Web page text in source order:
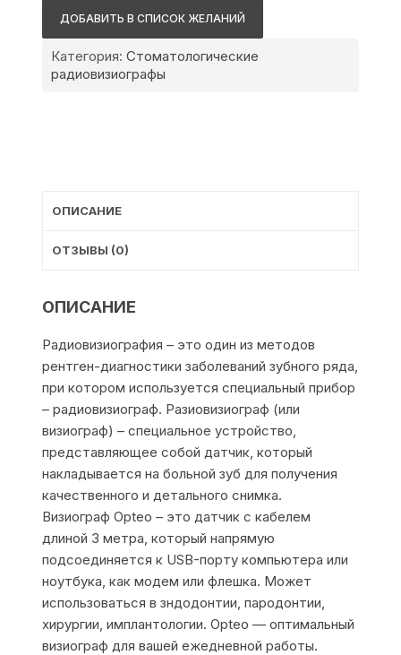
Opteo
ДОБАВИТЬ В СПИСОК ЖЕЛАНИЙ
Категория:Стоматологические
радиовизиографы
ОПИСАНИЕ
ОТЗЫВЫ (0)
ОПИСАНИЕ
Радиовизиография – это один из методов
рентген-диагностики заболеваний зубного ряда,
при котором используется специальный прибор
– радиовизиограф. Разиовизиограф (или
визиограф) – специальное устройство,
представляющее собой датчик, который
накладывается на больной зуб для получения
качественного и детального снимка.
Визиограф Opteo – это датчик с кабелем
длиной 3 метра, который напрямую
подсоединяется к USB-порту компьютера или
ноутбука, как модем или флешка. Может
использоваться в зндодонтии, пародонтии,
хирургии, имплантологии. Opteo — оптимальный
визиограф для вашей ежедневной работы.